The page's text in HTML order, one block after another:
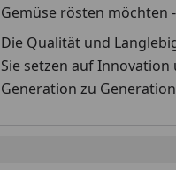
Gemüse rösten möchten
Die Qualität und
Sie setzen auf
Generation zu